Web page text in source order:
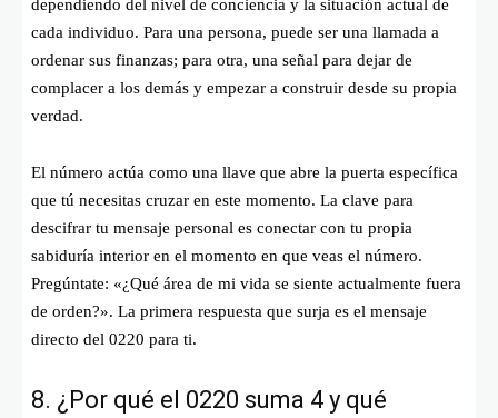
dependiendo del nivel de conciencia y la situación actual de
cada individuo. Para una persona, puede ser una llamada a
ordenar sus finanzas; para otra, una señal para dejar de
complacer a los demás y empezar a construir desde su propia
verdad.
El número actúa como una llave que abre la puerta específica
que tú necesitas cruzar en este momento. La clave para
descifrar tu mensaje personal es conectar con tu propia
sabiduría interior en el momento en que veas el número.
Pregúntate: «¿Qué área de mi vida se siente actualmente fuera
de orden?». La primera respuesta que surja es el mensaje
directo del 0220 para ti.
8. ¿Por qué el 0220 suma 4 y qué